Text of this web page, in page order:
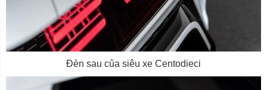
Đèn sau của siêu xe Centodieci